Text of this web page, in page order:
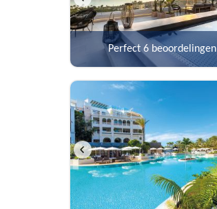
Perfect 6 beoordelingen